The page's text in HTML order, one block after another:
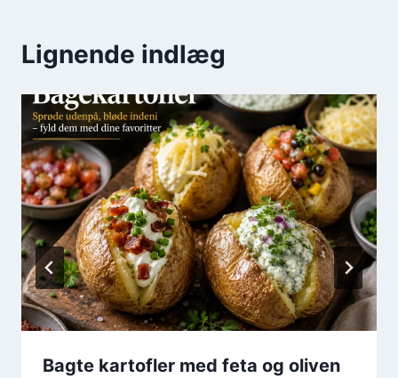
Lignende indlæg
Bagte kartofler med feta og oliven